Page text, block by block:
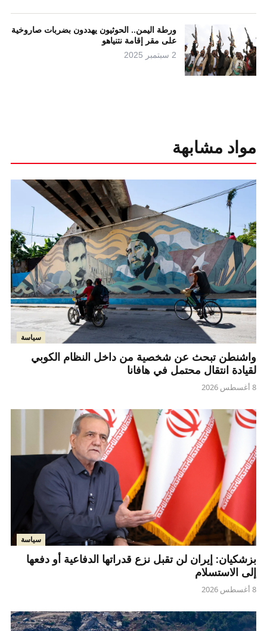
ورطة اليمن.. الحوثيون يهددون بضربات صاروخية
على مقر إقامة نتنياهو
2 سبتمبر 2025
مواد مشابهة
سياسة
واشنطن تبحث عن شخصية من داخل النظام الكوبي
لقيادة انتقال محتمل في هافانا
8 أغسطس 2026
سياسة
بزشكيان: إيران لن تقبل نزع قدراتها الدفاعية أو دفعها
إلى الاستسلام
8 أغسطس 2026